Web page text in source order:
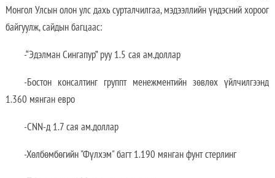
Монгол Улсын олон улс дахь сурталчилгаа, мэдээллийн үндэсний хороог
байгуулж, сайдын багцаас:
-“Эдэлман Сингапур” руу 1.5 сая ам.доллар
-Бостон консалтинг группт менежментийн зөвлөх үйлчилгээнд
1.360 мянган евро
-CNN-д 1.7 сая ам.доллар
-Хөлбөмбөгийн "Фүлхэм" багт 1.190 мянган фунт стерлинг